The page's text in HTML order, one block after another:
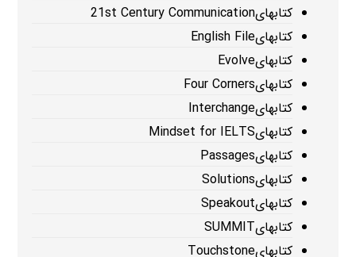
کتابهای21st Century Communication
کتابهایEnglish File
کتابهایEvolve
کتابهایFour Corners
کتابهایInterchange
کتابهایMindset for IELTS
کتابهایPassages
کتابهایSolutions
کتابهایSpeakout
کتابهایSUMMIT
کتابهایTouchstone